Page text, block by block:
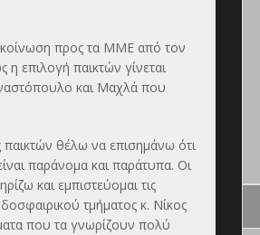
προς τα ΜΜΕ από τον
επιλογή παικτών γίνεται
και Μαχλά που
παικτών θέλω να επισημάνω ότι
παράνομα και παράτυπα. Οι
και εμπιστεύομαι τις
τμήματος κ. Νίκος
που τα γνωρίζουν πολύ